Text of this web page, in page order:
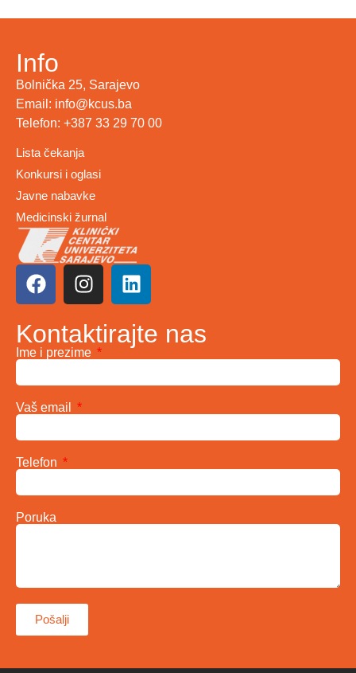
Info
Bolnička 25, Sarajevo
Email: info@kcus.ba
Telefon: +387 33 29 70 00
Lista čekanja
Konkursi i oglasi
Javne nabavke
Medicinski žurnal
Kontaktirajte nas
Ime i prezime
Vaš email
Telefon
Poruka
Pošalji